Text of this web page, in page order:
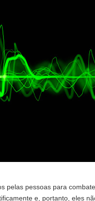
​​pelas pessoas para
e, portanto, eles